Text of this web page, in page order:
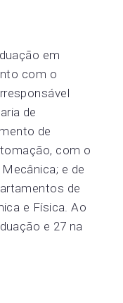
em
com o
de
de
com o
e de
de
e Física. Ao
e 27 na